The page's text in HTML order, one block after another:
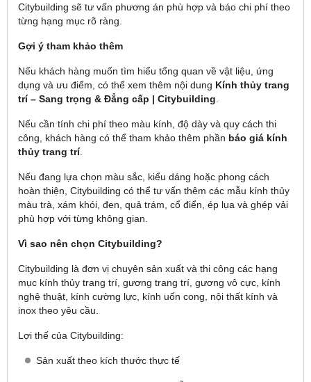
Citybuilding sẽ tư vấn phương án phù hợp và báo chi phí theo
từng hạng mục rõ ràng.
Gợi ý tham khảo thêm
Nếu khách hàng muốn tìm hiểu tổng quan về vật liệu, ứng
dụng và ưu điểm, có thể xem thêm nội dung Kính thủy trang
trí – Sang trọng & Đẳng cấp | Citybuilding
Nếu cần tính chi phí theo màu kính, độ dày và quy cách thi
công, khách hàng có thể tham khảo thêm phần báo giá kính
thủy trang trí.
Nếu đang lựa chọn màu sắc, kiểu dáng hoặc phong cách
hoàn thiện, Citybuilding có thể tư vấn thêm các mẫu kính thủy
màu trà, xám khói, đen, quả trám, cổ điển, ép lụa và ghép vải
phù hợp với từng không gian.
Vì sao nên chọn Citybuilding?
Citybuilding là đơn vị chuyên sản xuất và thi công các hạng
mục kính thủy trang trí, gương trang trí, gương vô cực, kính
nghệ thuật, kính cường lực, kính uốn cong, nội thất kính và
inox theo yêu cầu.
Lợi thế của Citybuilding:
Sản xuất theo kích thước thực tế